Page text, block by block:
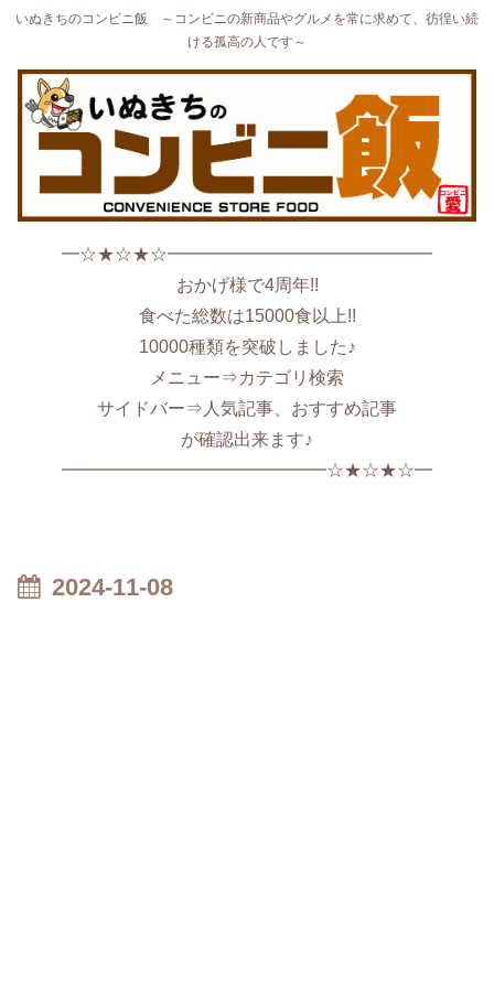
いぬきちのコンビニ飯 ～コンビニの新商品やグルメを常に求めて、彷徨い続
ける孤高の人です～
━☆★☆★☆━━━━━━━━━━━━━━━
おかげ様で4周年!!
食べた総数は15000食以上!!
10000種類を突破しました♪
メニュー⇒カテゴリ検索
サイドバー⇒人気記事、おすすめ記事
が確認出来ます♪
━━━━━━━━━━━━━━━☆★☆★☆━
2024-11-08